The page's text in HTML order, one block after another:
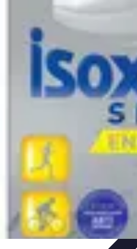
Stratégies et Techniques
StratégiesEntraînement et Technique
Volley Direct